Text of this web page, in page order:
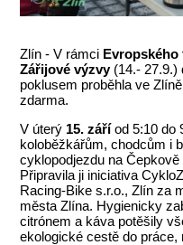
Zlín - V rámci
Zářijové výzvy(14.- 27.9.)
poklusem proběhla ve
zdarma.
V úterý 15. záříod 5:10 do
koloběžkářům, chodcům i
cyklopodjezdu na
Připravila ji iniciativa
Racing-Bike s.r.o., Zlín za
města Zlína. Hygienicky
citrónem a káva potěšily
ekologické cestě do